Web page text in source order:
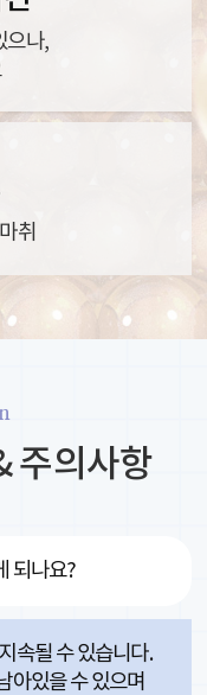
으나,
취
주의사항
되나요?
속될 수 있습니다.
아있을 수 있으며